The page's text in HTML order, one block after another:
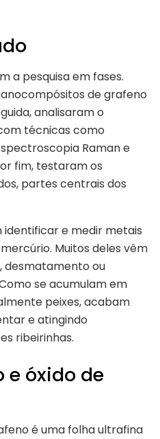
a pesquisa em fases.
de grafeno
analisaram o
técnicas como
Raman e
fim, testaram os
partes centrais dos
identificar e medir metais
Muitos deles vêm
desmatamento ou
se acumulam em
peixes, acabam
e atingindo
ribeirinhas.
e óxido de
é uma folha ultrafina